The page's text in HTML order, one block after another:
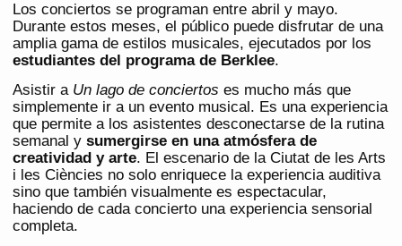
Los conciertos se programan entre abril y mayo.
Durante estos meses, el público puede disfrutar de una
amplia gama de estilos musicales, ejecutados por los
estudiantes del programa de Berklee.
Asistir a Un lago de conciertos es mucho más que
simplemente ir a un evento musical. Es una experiencia
que permite a los asistentes desconectarse de la rutina
semanal y sumergirse en una atmósfera de
creatividad y arte. El escenario de la Ciutat de les Arts
i les Ciències no solo enriquece la experiencia auditiva
sino que también visualmente es espectacular,
haciendo de cada concierto una experiencia sensorial
completa.